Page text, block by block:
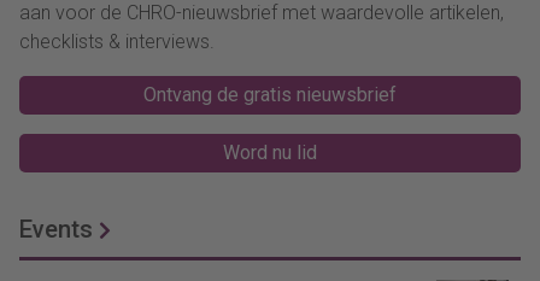
aan voor de CHRO-nieuwsbrief met waardevolle artikelen,
checklists & interviews.
Ontvang de gratis nieuwsbrief
Word nu lid
Events